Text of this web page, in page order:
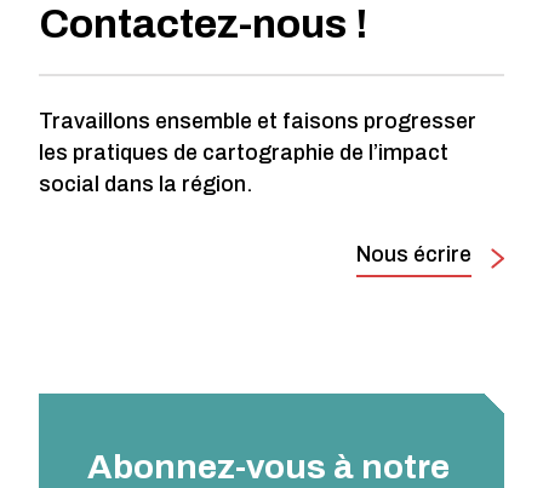
Contactez-nous !
Travaillons ensemble et faisons progresser
les pratiques de cartographie de l’impact
social dans la région.
Nous écrire
Abonnez-vous à notre